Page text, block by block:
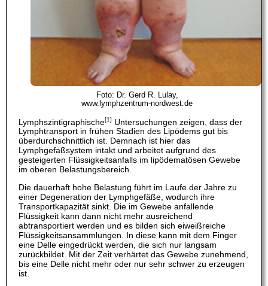
Foto: Dr. Gerd R. Lulay,
www.lymphzentrum-nordwest.de
Lymphszintigraphische[1] Untersuchungen zeigen, dass der
Lymphtransport in frühen Stadien des Lipödems gut bis
überdurchschnittlich ist. Demnach ist hier das
Lymphgefäßsystem intakt und arbeitet aufgrund des
gesteigerten Flüssigkeitsanfalls im lipödematösen Gewebe
im oberen Belastungsbereich.
Die dauerhaft hohe Belastung führt im Laufe der Jahre zu
einer Degeneration der Lymphgefäße, wodurch ihre
Transportkapazität sinkt. Die im Gewebe anfallende
Flüssigkeit kann dann nicht mehr ausreichend
abtransportiert werden und es bilden sich eiweißreiche
Flüssigkeitsansammlungen. In diese kann mit dem Finger
eine Delle eingedrückt werden, die sich nur langsam
zurückbildet. Mit der Zeit verhärtet das Gewebe zunehmend,
bis eine Delle nicht mehr oder nur sehr schwer zu erzeugen
ist.